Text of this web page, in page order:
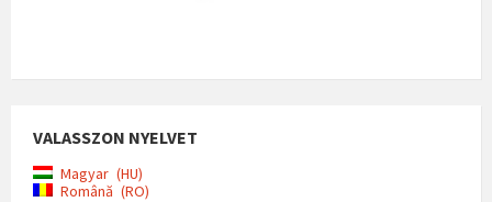
VALASSZON NYELVET
Magyar
HU
Română
RO